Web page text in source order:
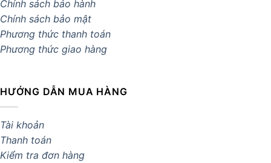
Chính sách bảo hành
Chính sách bảo mật
Phương thức thanh toán
Phương thức giao hàng
HƯỚNG DẪN MUA HÀNG
Tài khoản
Thanh toán
Kiểm tra đơn hàng